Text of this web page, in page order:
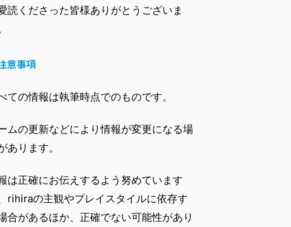
読くださった皆様ありがとうございま
意事項
ての情報は執筆時点でのものです。
ムの更新などにより情報が変更になる場
あります。
は正確にお伝えするよう努めています
rihiraの主観やプレイスタイルに依存す
合があるほか、正確でない可能性があり